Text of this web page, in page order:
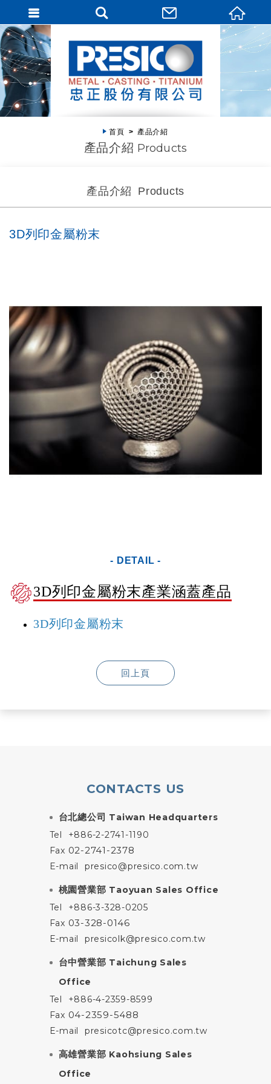
首頁 產品介紹
產品介紹 Products
產品介紹 Products
3D列印金屬粉末
- DETAIL -
3D列印金屬粉末產業涵蓋產品
3D列印金屬粉末
回上頁
CONTACTS US
台北總公司 Taiwan Headquarters
Tel
+886-2-2741-1190
Fax 02-2741-2378
E-mail presico@presico.com.tw
桃園營業部 Taoyuan Sales Office
Tel
+886-3-328-0205
Fax 03-328-0146
E-mail presicolk@presico.com.tw
台中營業部 Taichung Sales
Office
Tel
+886-4-2359-8599
Fax 04-2359-5488
E-mail presicotc@presico.com.tw
高雄營業部 Kaohsiung Sales
Office